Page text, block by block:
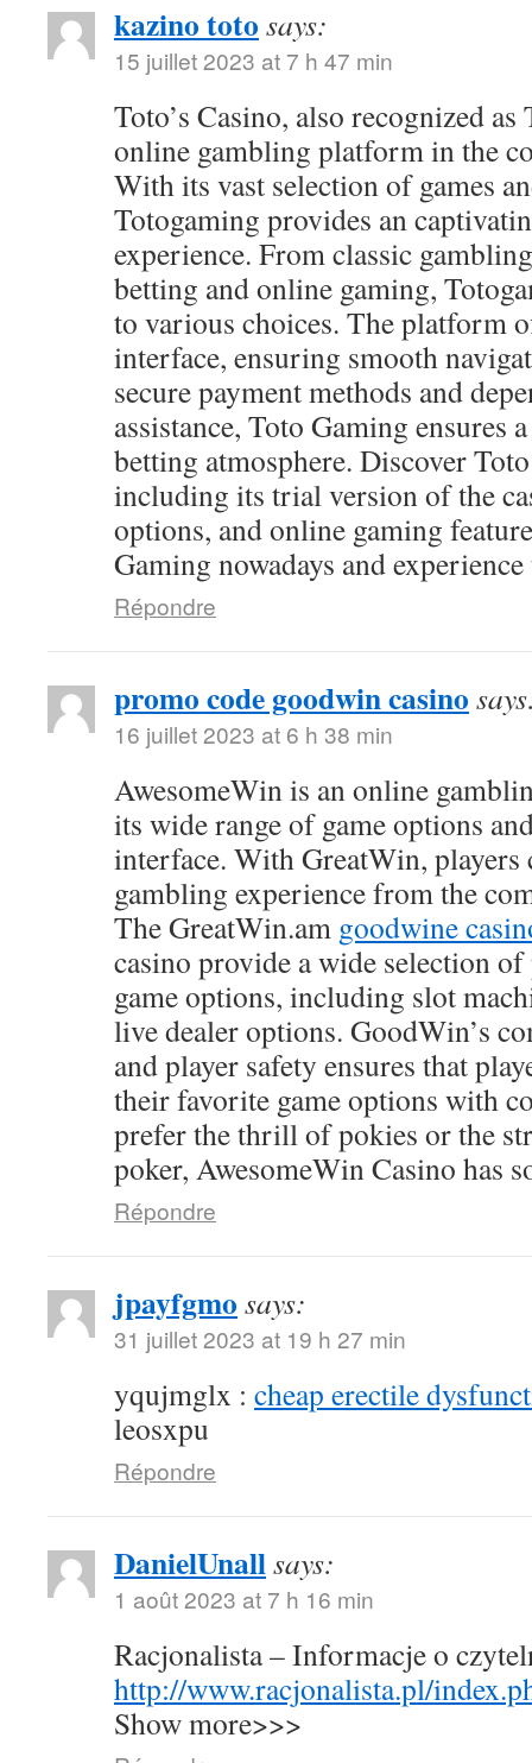
kazino toto says:
15 juillet 2023 at 7 h 47 min
Toto’s Casino, also recognized
online gambling platform in the
With its vast selection of games
Totogaming provides an
experience. From classic
betting and online gaming,
to various choices. The platform
interface, ensuring smooth
secure payment methods and
assistance, Toto Gaming ensures
betting atmosphere. Discover
including its trial version of the
options, and online gaming
Gaming nowadays and
Répondre
promo code goodwin casino
16 juillet 2023 at 6 h 38 min
AwesomeWin is an online
its wide range of game options
interface. With GreatWin, players
gambling experience from the
The GreatWin.am goodwine
casino provide a wide selection
game options, including slot
live dealer options. GoodWin’s
and player safety ensures that
their favorite game options with
prefer the thrill of pokies or the
poker, AwesomeWin Casino has
Répondre
jpayfgmo says:
31 juillet 2023 at 19 h 27 min
yqujmglx : cheap erectile
leosxpu
Répondre
DanielUnallsays:
1 août 2023 at 7 h 16 min
Racjonalista – Informacje o
http://www.racjonalista.pl/
Show more>>>